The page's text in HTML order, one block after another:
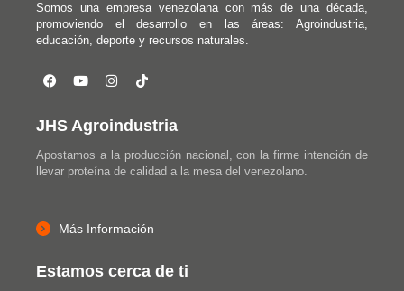
Somos una empresa venezolana con más de una década,
promoviendo el desarrollo en las áreas: Agroindustria,
educación, deporte y recursos naturales.
JHS Agroindustria
Apostamos a la producción nacional, con la firme intención de
llevar proteína de calidad a la mesa del venezolano.
Más Información
Estamos cerca de ti